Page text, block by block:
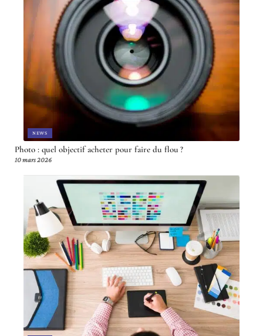
NEWS
Photo : quel objectif acheter pour faire du flou ?
10 mars 2026